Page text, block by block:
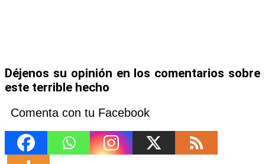
Déjenos su opinión en los comentarios sobre
este terrible hecho
Comenta con tu Facebook